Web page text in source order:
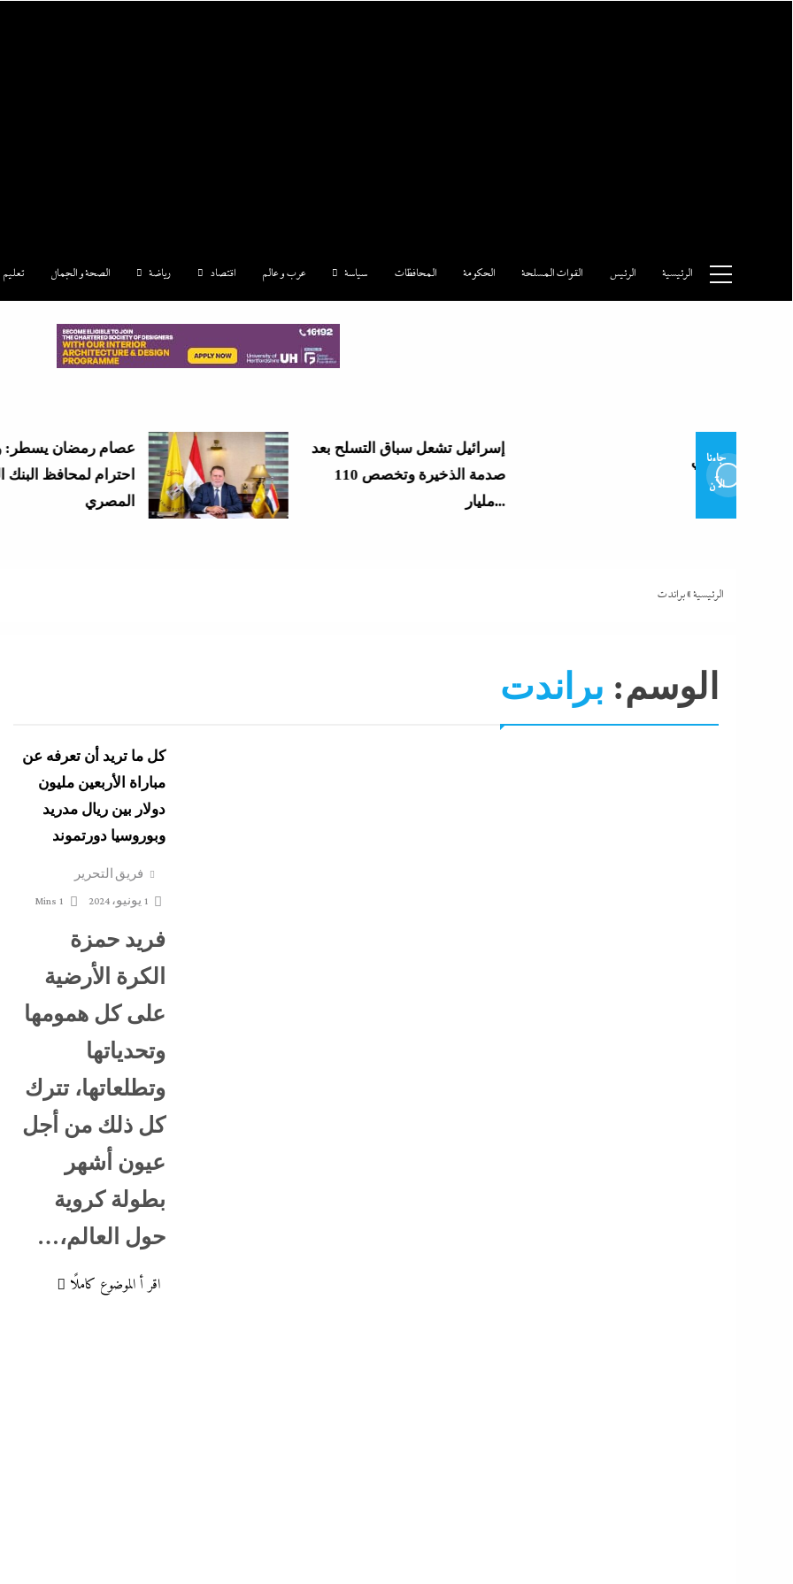
الرئيسية الرئيس القوات المسلحة الحكومة المحافظات سياسة عرب و عالم اقتصاد رياضة الصحة و الجمال تعليم
جاءنا
الآن
عصام رمضان يسطر: وسام
احترام لمحافظ البنك المركزى
المصري
إسرائيل تشعل سباق التسلح بعد
صدمة الذخيرة وتخصص 110
الرئيسية»براندت
الوسم: براندت
اقتصاد التحليل اللحظي جاءنا الآن
كل ما تريد أن تعرفه عن
مباراة الأربعين مليون
دولار بين ريال مدريد
وبوروسيا دورتموند
فريق التحرير
1 يونيو، 2024
1 Mins
فريد حمزة
الكرة الأرضية
على كل همومها
وتحدياتها
وتطلعاتها، تترك
كل ذلك من أجل
عيون أشهر
بطولة كروية
حول العالم،…
اقر أ الموضوع كاملًا